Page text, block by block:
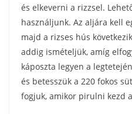
és elkeverni a rizzsel.
használjunk. Az aljára kell
majd a rizses hús
addig ismételjük, amíg
káposzta legyen a
és betesszük a 220 fokos
fogjuk, amikor pirulni kezd